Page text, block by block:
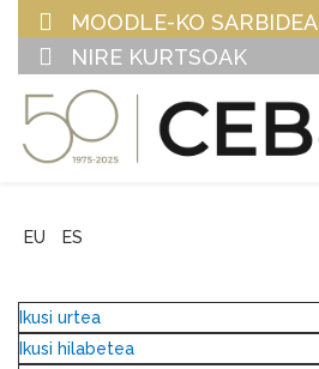
MOODLE-KO SARBIDEA
NIRE KURTSOAK
EU ES
Ikusi urtea
Ikusi hilabetea